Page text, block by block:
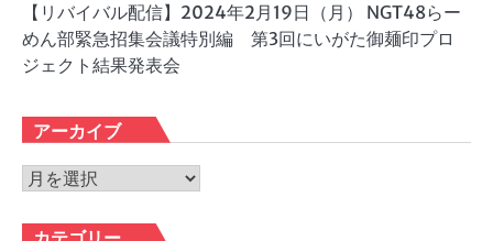
【リバイバル配信】2024年2月19日（月） NGT48らー
めん部緊急招集会議特別編 第3回にいがた御麺印プロ
ジェクト結果発表会
アーカイブ
ア
カ